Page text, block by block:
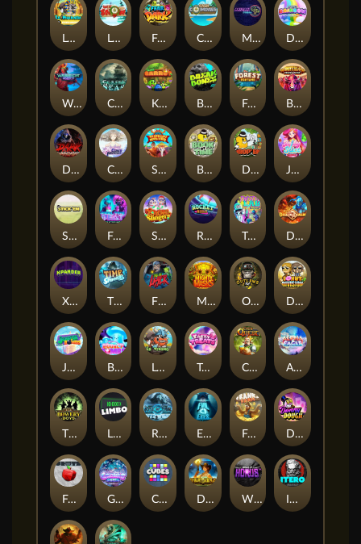
Le Pharaoh Let It Snow Fear the Dark Cash Compass Miami Multiplier Double Rainbow
Warrior Ways Cursed Seas King Carrot Break Bones Forest Fortune Buffalo Stack'n'Sync
Dark Summoning Cloud Princess Shaolin Master Book of Time Drop'em Jelly Slice
Stick'em Feel The Beat Snow Slingers Rocket Reels Twisted Lab Dragon’s Domain
Xpander Time Spinners Fire My Laser Mighty Masks Outlasw Inc Donut Division
Joker Bombs BOUNCY BOMBS Le Viking Tasty Treats Cash Quest Alpha Eagle
The Bowery Boys Limbo Rise of Ymir Evil Eyes Frank's Farm DONNY DOUGH
Frutz Gronk's Gems Cubes Dawn of Kings Wings of Horus ITERO